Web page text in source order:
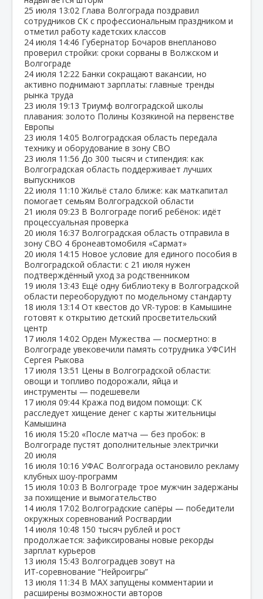
25 июля 13:02 Глава Волгограда поздравил
сотрудников СК с профессиональным праздником и
отметил работу кадетских классов
24 июля 14:46 Губернатор Бочаров внепланово
проверил стройки: сроки сорваны в Волжском и
Волгограде
24 июля 12:22 Банки сокращают вакансии, но
активно поднимают зарплаты: главные тренды
рынка труда
23 июля 19:13 Триумф волгоградской школы
плавания: золото Полины Козякиной на первенстве
Европы
23 июля 14:05 Волгоградская область передала
технику и оборудование в зону СВО
23 июля 11:56 До 300 тысяч и стипендия: как
Волгоградская область поддерживает лучших
выпускников
22 июля 11:10 Жильё стало ближе: как маткапитал
помогает семьям Волгоградской области
21 июля 09:23 В Волгограде погиб ребёнок: идёт
процессуальная проверка
20 июля 16:37 Волгоградская область отправила в
зону СВО 4 бронеавтомобиля «Сармат»
20 июля 14:15 Новое условие для единого пособия в
Волгоградской области: с 21 июля нужен
подтверждённый уход за родственником
19 июля 13:43 Ещё одну библиотеку в Волгоградской
области переоборудуют по модельному стандарту
18 июля 13:14 От квестов до VR‑туров: в Камышине
готовят к открытию детский просветительский
центр
17 июля 14:02 Орден Мужества — посмертно: в
Волгограде увековечили память сотрудника УФСИН
Сергея Рыкова
17 июля 13:51 Цены в Волгоградской области:
овощи и топливо подорожали, яйца и
инструменты — подешевели
17 июля 09:44 Кража под видом помощи: СК
расследует хищение денег с карты жительницы
Камышина
16 июля 15:20 «После матча — без пробок: в
Волгограде пустят дополнительные электрички
20 июля
16 июля 10:16 УФАС Волгограда остановило рекламу
клубных шоу‑программ
15 июля 10:03 В Волгограде трое мужчин задержаны
за похищение и вымогательство
14 июля 17:02 Волгоградские сапёры — победители
окружных соревнований Росгвардии
14 июля 10:48 150 тысяч рублей и рост
продолжается: зафиксированы новые рекорды
зарплат курьеров
13 июля 15:43 Волгоградцев зовут на
ИТ‑соревнование “Нейроигры”
13 июля 11:34 В МАХ запущены комментарии и
расширены возможности авторов